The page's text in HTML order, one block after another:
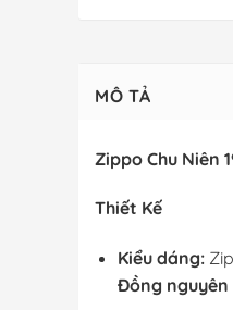
MÔ TẢ
Zippo Chu Niên
Thiết Kế
Kiểu dáng:
Đồng nguyên